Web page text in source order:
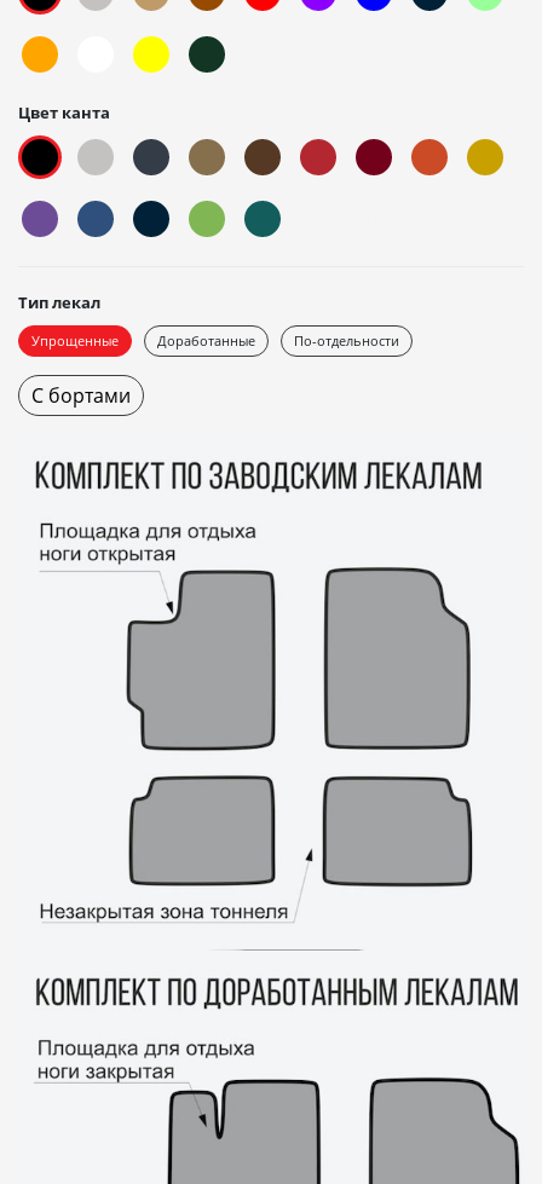
Цвет канта
Тип лекал
Упрощенные Доработанные По-отдельности
С бортами